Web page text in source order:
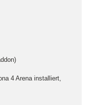
4 Arena installiert,